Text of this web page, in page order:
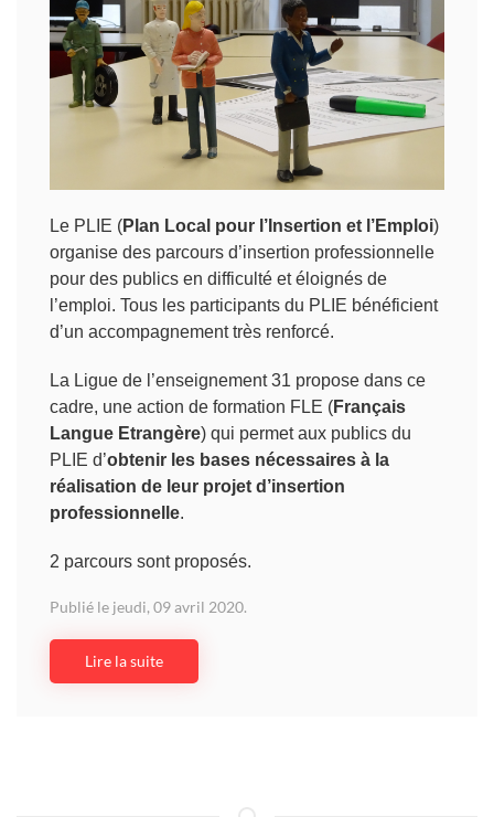
Le PLIE (Plan Local pour l’Insertion et l’Emploi)
organise des parcours d’insertion professionnelle
pour des publics en difficulté et éloignés de
l’emploi. Tous les participants du PLIE bénéficient
d’un accompagnement très renforcé.
La Ligue de l’enseignement 31 propose dans ce
cadre, une action de formation FLE (Français
Langue Etrangère) qui permet aux publics du
PLIE d’obtenir les bases nécessaires à la
réalisation de leur projet d’insertion
professionnelle.
2 parcours sont proposés.
Publié le jeudi, 09 avril 2020.
Lire la suite